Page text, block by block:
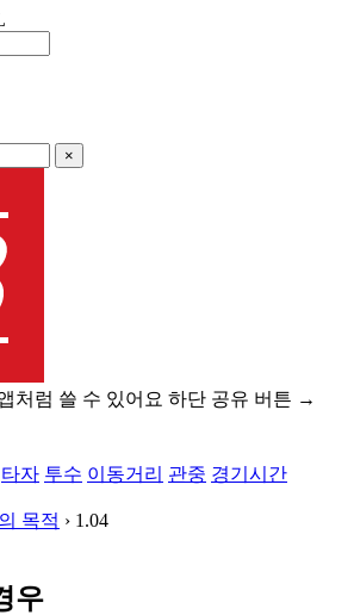
×
처럼 쓸 수 있어요 하단 공유 버튼 →
타자 투수 이동거리 관중 경기시간
목적 › 1.04
우